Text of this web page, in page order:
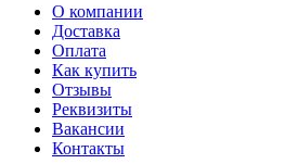
О компании
Доставка
Оплата
Как купить
Отзывы
Реквизиты
Вакансии
Контакты